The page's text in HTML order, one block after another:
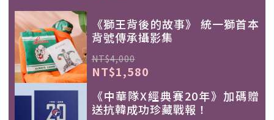
《獅王背後的故事》 統一獅首本
背號傳承攝影集
NT$4,000
NT$1,580
《中華隊X經典賽20年》加碼贈
送抗韓成功珍藏戰報！